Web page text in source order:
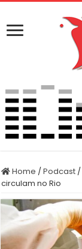
Home /Podcast /
circulam no Rio